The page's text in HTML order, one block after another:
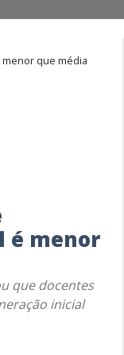
que média
é menor
que docentes
inicial